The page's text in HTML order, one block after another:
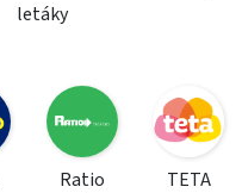
letáky
Ratio
TETA